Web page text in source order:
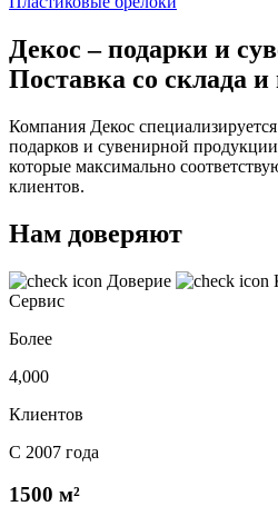
Декос – подарки и
Поставка со склада и
Компания Декос
подарков и сувенирной
которые максимально
клиентов.
Нам доверяют
Доверие
Сервис
Более
4,000
Клиентов
С 2007 года
1500 м²